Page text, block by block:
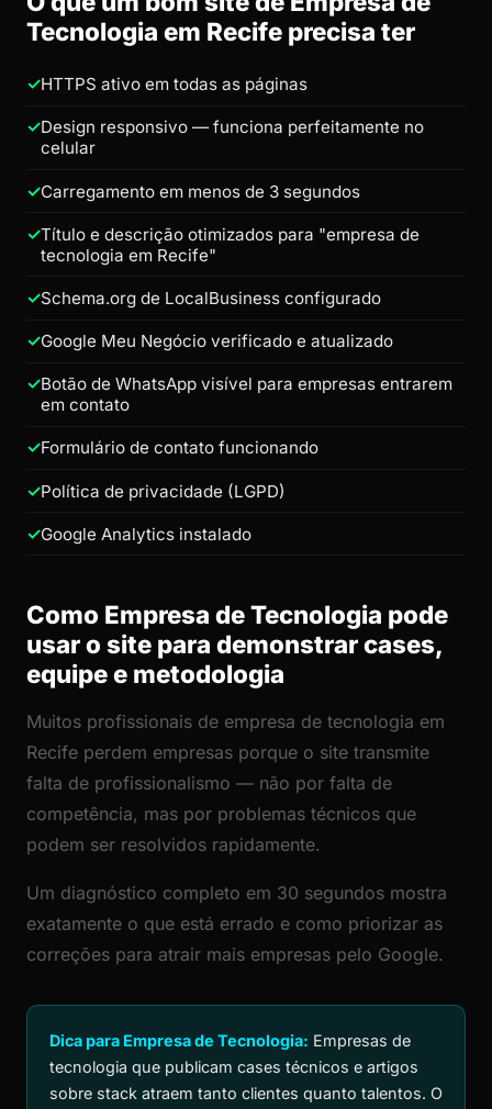
Tecnologia em Recife precisa ter
HTTPS ativo em todas as páginas
Design responsivo — funciona perfeitamente no
celular
Carregamento em menos de 3 segundos
Título e descrição otimizados para "empresa de
tecnologia em Recife"
Schema.org de LocalBusiness configurado
Google Meu Negócio verificado e atualizado
Botão de WhatsApp visível para empresas entrarem
em contato
Formulário de contato funcionando
Política de privacidade (LGPD)
Google Analytics instalado
Como Empresa de Tecnologia pode
usar o site para demonstrar cases,
equipe e metodologia
Muitos profissionais de empresa de tecnologia em
Recife perdem empresas porque o site transmite
falta de profissionalismo — não por falta de
competência, mas por problemas técnicos que
podem ser resolvidos rapidamente.
Um diagnóstico completo em 30 segundos mostra
exatamente o que está errado e como priorizar as
correções para atrair mais empresas pelo Google.
Dica para Empresa de Tecnologia: Empresas de
tecnologia que publicam cases técnicos e artigos
sobre stack atraem tanto clientes quanto talentos. O